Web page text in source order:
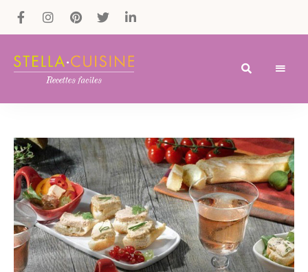
Recettes
recettes
rapides,
recettes
végétariennes
!